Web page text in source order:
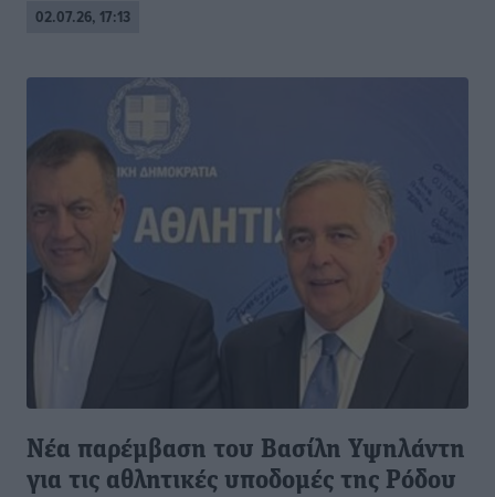
02.07.26, 17:13
Νέα παρέμβαση του Βασίλη Υψηλάντη
για τις αθλητικές υποδομές της Ρόδου